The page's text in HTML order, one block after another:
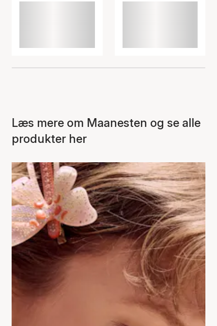
Læs mere om Maanesten og se alle
produkter her